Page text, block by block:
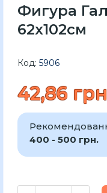
Фигура
62x102см
Код: 5906
42,86
400 - 500 грн.